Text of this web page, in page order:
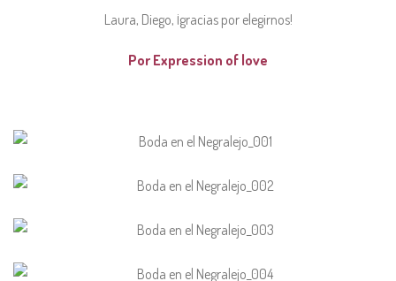
Laura, Diego, ¡gracias por elegirnos!
Por Expression of love